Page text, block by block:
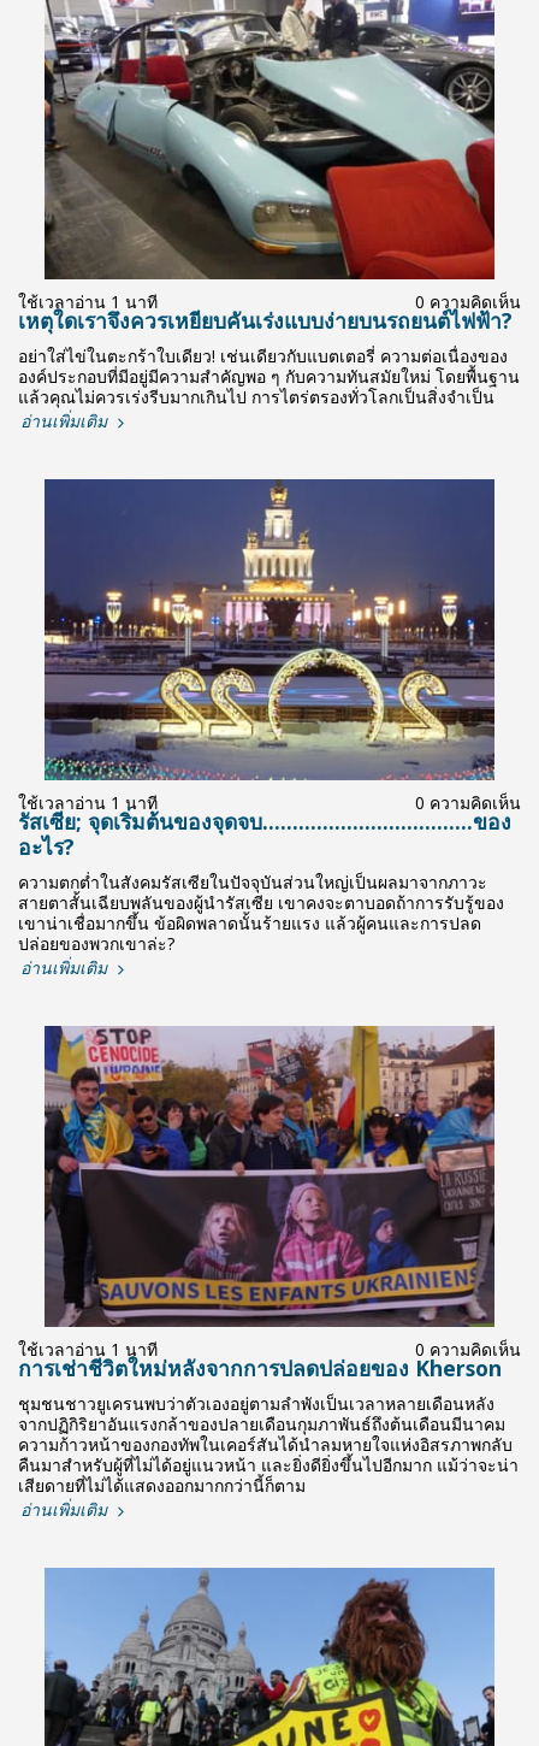
ใช้เวลาอ่าน 1 นาที 0 ความคิดเห็น
เหตุใดเราจึงควรเหยียบคันเร่งแบบง่ายบนรถยนต์ไฟฟ้า?
อย่าใส่ไข่ในตะกร้าใบเดียว! เช่นเดียวกับแบตเตอรี่ ความต่อเนื่องของ
องค์ประกอบที่มีอยู่มีความสำคัญพอ ๆ กับความทันสมัยใหม่ โดยพื้นฐาน
แล้วคุณไม่ควรเร่งรีบมากเกินไป การไตร่ตรองทั่วโลกเป็นสิ่งจำเป็น
อ่านเพิ่มเติม
ใช้เวลาอ่าน 1 นาที 0 ความคิดเห็น
รัสเซีย; จุดเริ่มต้นของจุดจบ...................................ของ
อะไร?
ความตกต่ำในสังคมรัสเซียในปัจจุบันส่วนใหญ่เป็นผลมาจากภาวะ
สายตาสั้นเฉียบพลันของผู้นำรัสเซีย เขาคงจะตาบอดถ้าการรับรู้ของ
เขาน่าเชื่อมากขึ้น ข้อผิดพลาดนั้นร้ายแรง แล้วผู้คนและการปลด
ปล่อยของพวกเขาล่ะ?
อ่านเพิ่มเติม
ใช้เวลาอ่าน 1 นาที 0 ความคิดเห็น
การเช่าชีวิตใหม่หลังจากการปลดปล่อยของ Kherson
ชุมชนชาวยูเครนพบว่าตัวเองอยู่ตามลำพังเป็นเวลาหลายเดือนหลัง
จากปฏิกิริยาอันแรงกล้าของปลายเดือนกุมภาพันธ์ถึงต้นเดือนมีนาคม
ความก้าวหน้าของกองทัพในเคอร์สันได้นำลมหายใจแห่งอิสรภาพกลับ
คืนมาสำหรับผู้ที่ไม่ได้อยู่แนวหน้า และยิ่งดียิ่งขึ้นไปอีกมาก แม้ว่าจะน่า
เสียดายที่ไม่ได้แสดงออกมากกว่านี้ก็ตาม
อ่านเพิ่มเติม